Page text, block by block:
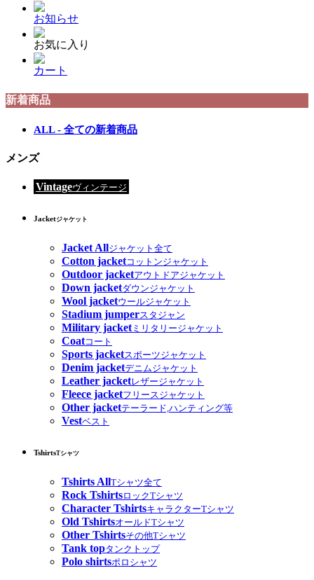
お知らせ
お気に入り
カート
新着商品
ALL - 全ての新着商品
メンズ
Vintageヴィンテージ
Jacketジャケット
Jacket Allジャケット全て
Cotton jacketコットンジャケット
Outdoor jacketアウトドアジャケット
Down jacketダウンジャケット
Wool jacketウールジャケット
Stadium jumperスタジャン
Military jacketミリタリージャケット
Coatコート
Sports jacketスポーツジャケット
Denim jacketデニムジャケット
Leather jacketレザージャケット
Fleece jacketフリースジャケット
Other jacketテーラード,ハンティング等
Vestベスト
TshirtsTシャツ
Tshirts AllTシャツ全て
Rock TshirtsロックTシャツ
Character TshirtsキャラクターTシャツ
Old TshirtsオールドTシャツ
Other Tshirtsその他Tシャツ
Tank topタンクトップ
Polo shirtsポロシャツ